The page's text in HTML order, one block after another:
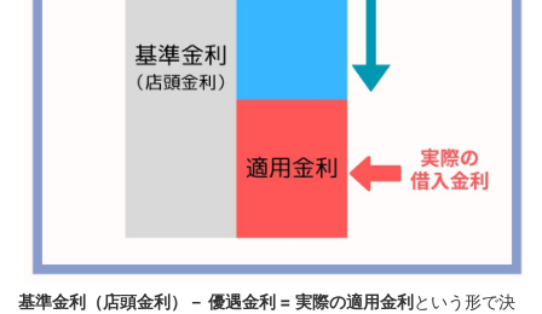
基準金利（店頭金利）－ 優遇金利 = 実際の適用金利という形で決